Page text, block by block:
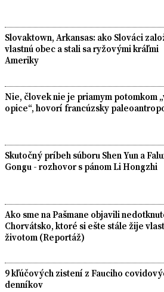
Slovaktown, Arkansas: ako Slováci
vlastnú obec a stali sa ryžovými kráľmi
Ameriky
Nie, človek nie je priamym potomkom
opice“, hovorí francúzsky
Skutočný príbeh súboru Shen Yun a
Gongu - rozhovor s pánom Li Hongzhi
Ako sme na Pašmane objavili
Chorvátsko, ktoré si ešte stále žije
životom (Reportáž)
9 kľúčových zistení z Fauciho
denníkov